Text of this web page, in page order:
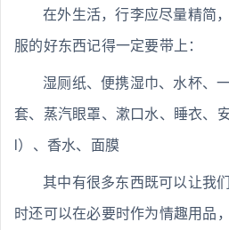
在外生活，行李应尽量精简
服的好东西记得一定要带上：
湿厕纸、便携湿巾、水杯、
套、蒸汽眼罩、漱口水、睡衣、
l）、香水、面膜
其中有很多东西既可以让我
时还可以在必要时作为情趣用品